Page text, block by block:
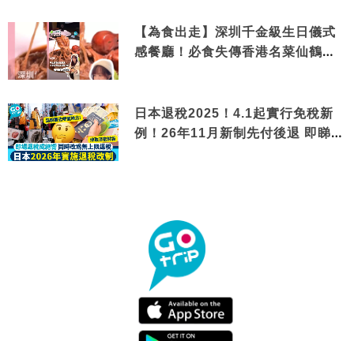
【為食出走】深圳千金級生日儀式
感餐廳！必食失傳香港名菜仙鶴神
日本退稅2025！4.1起實行免稅新
例！26年11月新制先付後退 即睇步